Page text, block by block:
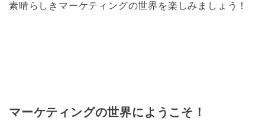
素晴らしきマーケティングの世界を楽しみましょう！
マーケティングの世界にようこそ！